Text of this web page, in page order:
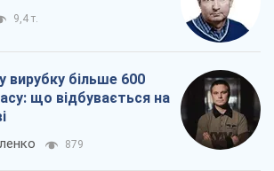
9,4 т.
вирубку більше 600
що відбувається на
879